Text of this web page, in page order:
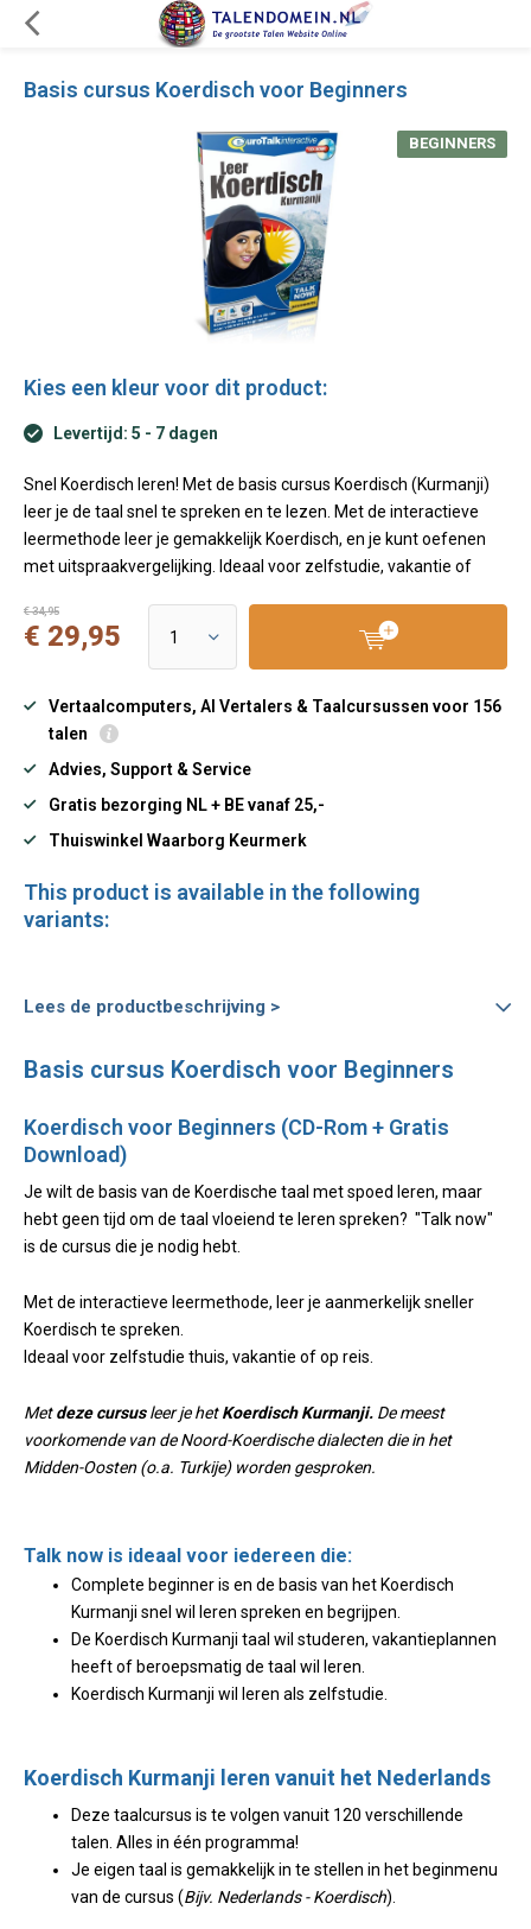
Basis cursus Koerdisch voor Beginners
BEGINNERS
Kies een kleur voor dit product:
Levertijd: 5 - 7 dagen
Snel Koerdisch leren! Met de basis cursus Koerdisch (Kurmanji)
leer je de taal snel te spreken en te lezen. Met de interactieve
leermethode leer je gemakkelijk Koerdisch, en je kunt oefenen
met uitspraakvergelijking. Ideaal voor zelfstudie, vakantie of
€ 34,95
€ 29,95
Vertaalcomputers, AI Vertalers & Taalcursussen voor 156
talen
Advies, Support & Service
Gratis bezorging NL + BE vanaf 25,-
Thuiswinkel Waarborg Keurmerk
This product is available in the following
variants:
Lees de productbeschrijving >
Basis cursus Koerdisch voor Beginners
Koerdisch voor Beginners (CD-Rom + Gratis
Download)
Je wilt de basis van de Koerdische taal met spoed leren, maar
hebt geen tijd om de taal vloeiend te leren spreken? "Talk now"
is de cursus die je nodig hebt.
Met de interactieve leermethode, leer je aanmerkelijk sneller
Koerdisch te spreken.
Ideaal voor zelfstudie thuis, vakantie of op reis.
Metdeze cursusleer je hetKoerdisch Kurmanji. De meest
voorkomende van de Noord-Koerdische dialecten die in het
Midden-Oosten (o.a. Turkije) worden gesproken.
Talk now is ideaal voor iedereen die:
Complete beginner is en de basis van het Koerdisch
Kurmanji snel wil leren spreken en begrijpen.
De Koerdisch Kurmanji taal wil studeren, vakantieplannen
heeft of beroepsmatig de taal wil leren.
Koerdisch Kurmanji wil leren als zelfstudie.
Koerdisch Kurmanji leren vanuit het Nederlands
Deze taalcursus is te volgen vanuit 120 verschillende
talen. Alles in één programma!
Je eigen taal is gemakkelijk in te stellen in het beginmenu
van de cursus (Bijv. Nederlands - Koerdisch).